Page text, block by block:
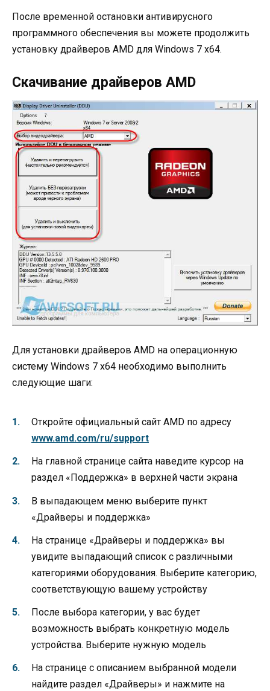
После временной остановки антивирусного
программного обеспечения вы можете продолжить
установку драйверов AMD для Windows 7 x64.
Скачивание драйверов AMD
Для установки драйверов AMD на операционную
систему Windows 7 x64 необходимо выполнить
следующие шаги:
Откройте официальный сайт AMD по адресу
www.amd.com/ru/support
На главной странице сайта наведите курсор на
раздел «Поддержка» в верхней части экрана
В выпадающем меню выберите пункт
«Драйверы и поддержка»
На странице «Драйверы и поддержка» вы
увидите выпадающий список с различными
категориями оборудования. Выберите категорию,
соответствующую вашему устройству
После выбора категории, у вас будет
возможность выбрать конкретную модель
устройства. Выберите нужную модель
На странице с описанием выбранной модели
найдите раздел «Драйверы» и нажмите на